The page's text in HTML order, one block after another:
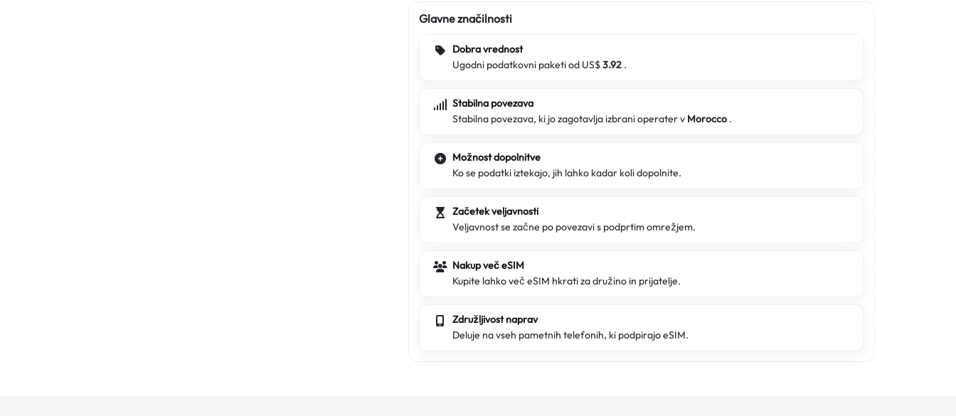
Glavne značilnosti
Dobra vrednost
Ugodni podatkovni paketi od US$3.92 .
Stabilna povezava
Stabilna povezava, ki jo zagotavlja izbrani operater v Morocco .
Možnost dopolnitve
Ko se podatki iztekajo, jih lahko kadar koli dopolnite.
Začetek veljavnosti
Veljavnost se začne po povezavi s podprtim omrežjem.
Nakup več eSIM
Kupite lahko več eSIM hkrati za družino in prijatelje.
Združljivost naprav
Deluje na vseh pametnih telefonih, ki podpirajo eSIM.